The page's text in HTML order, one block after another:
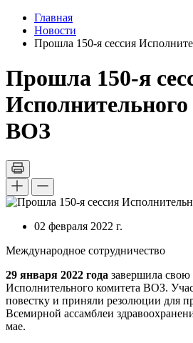
Главная
Новости
Прошла 150-я сессия
Прошла 150-я
ВОЗ
02 февраля 2022 г.
Международное сотрудничество
29 января 2022 года завершила свою
Исполнительного комитета ВОЗ.
повестку и приняли резолюции для
Всемирной ассамблеи
мае.